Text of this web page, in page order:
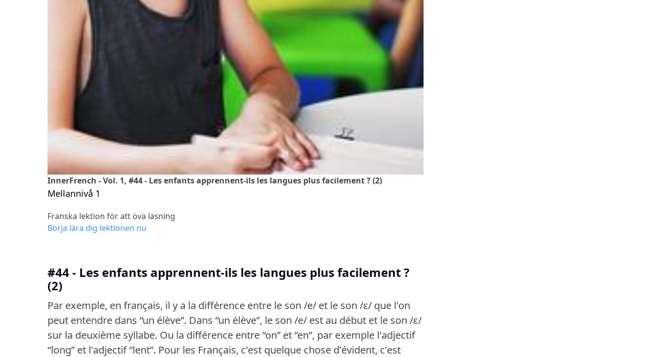
InnerFrench - Vol. 1, #44 - Les enfants apprennent-ils les langues plus facilement ? (2)
Mellannivå 1
Franska lektion för att öva läsning
Börja lära dig lektionen nu
#44 - Les enfants apprennent-ils les langues plus facilement ?
(2)
Par exemple, en français, il y a la différence entre le son /e/ et le son /ɛ/ que l'on
peut entendre dans “un élève”. Dans “un élève”, le son /e/ est au début et le son /ɛ/
sur la deuxième syllabe. Ou la différence entre “on” et “en”, par exemple l'adjectif
“long” et l'adjectif “lent”. Pour les Français, c'est quelque chose d'évident, c'est